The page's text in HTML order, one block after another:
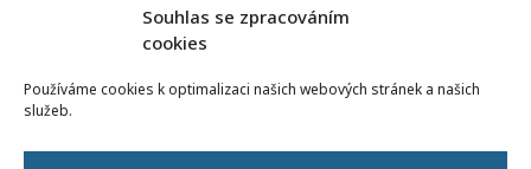
Souhlas se zpracováním
cookies
Používáme cookies k optimalizaci našich webových stránek a našich
služeb.
GDPR
Národní pedagogický institut ČR